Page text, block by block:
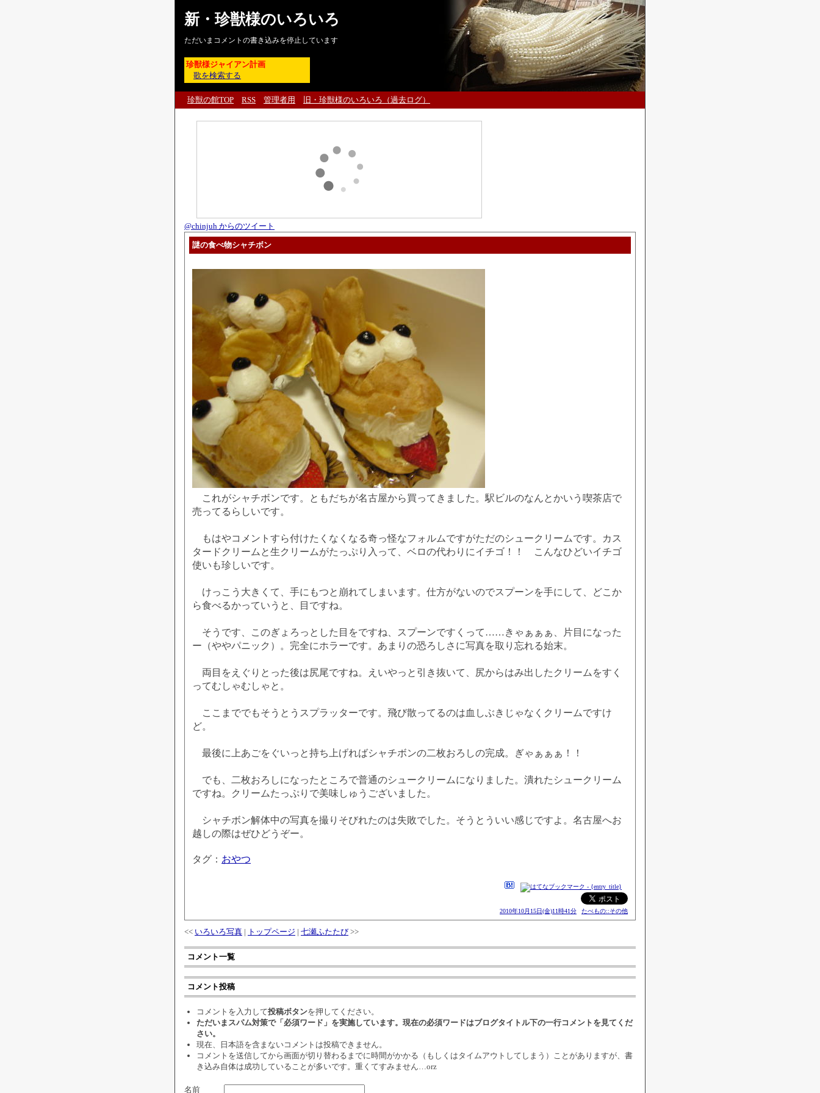
新・珍獣様のいろいろ
ただいまコメントの書き込みを停止しています
珍獣様ジャイアン計画
歌を検索する
珍獣の館TOP RSS 管理者用 旧・珍獣様のいろいろ（過去ログ）
@chinjuh からのツイート
謎の食べ物シャチボン
これがシャチボンです。ともだちが名古屋から買ってきました。駅ビルのなんとかいう喫茶店で
売ってるらしいです。
もはやコメントすら付けたくなくなる奇っ怪なフォルムですがただのシュークリームです。カス
タードクリームと生クリームがたっぷり入って、ベロの代わりにイチゴ！！ こんなひどいイチゴ
使いも珍しいです。
けっこう大きくて、手にもつと崩れてしまいます。仕方がないのでスプーンを手にして、どこか
ら食べるかっていうと、目ですね。
そうです、このぎょろっとした目をですね、スプーンですくって……きゃぁぁぁ、片目になった
ー（ややパニック）。完全にホラーです。あまりの恐ろしさに写真を取り忘れる始末。
両目をえぐりとった後は尻尾ですね。えいやっと引き抜いて、尻からはみ出したクリームをすく
ってむしゃむしゃと。
ここまででもそうとうスプラッターです。飛び散ってるのは血しぶきじゃなくクリームですけ
ど。
最後に上あごをぐいっと持ち上げればシャチボンの二枚おろしの完成。ぎゃぁぁぁ！！
でも、二枚おろしになったところで普通のシュークリームになりました。潰れたシュークリーム
ですね。クリームたっぷりで美味しゅうございました。
シャチボン解体中の写真を撮りそびれたのは失敗でした。そうとういい感じですよ。名古屋へお
越しの際はぜひどうぞー。
タグ： おやつ
2010年10月15日(金)11時41分 たべもの::その他
<< いろいろ写真 | トップページ | 七瀬ふたたび >>
コメント一覧
コメント投稿
コメントを入力して投稿ボタンを押してください。
ただいまスパム対策で「必須ワード」を実施しています。現在の必須ワードはブログタイトル下の一行コメントを見てくだ
さい。
現在、日本語を含まないコメントは投稿できません。
コメントを送信してから画面が切り替わるまでに時間がかかる（もしくはタイムアウトしてしまう）ことがありますが、書
き込み自体は成功していることが多いです。重くてすみません…orz
名前